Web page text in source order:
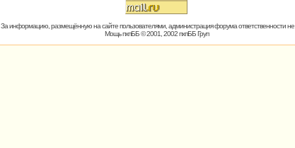
За информацию, размещённую на сайте пользователями, администрация форума ответственности не
Мощь пхпББ © 2001, 2002 пхпББ Груп